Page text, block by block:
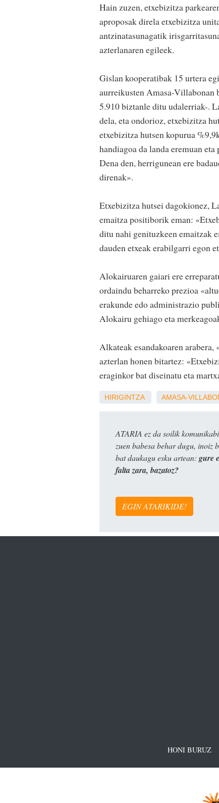
Hain zuzen, etxebizitza
aproposak direla etxebizitza
antzinatasunagatik
azterlanaren egileek.
Gislan kooperatibak 15 urtera
aurreikusten Amasa-Villabonan
5.910 biztanle ditu udalerriak-.
dela, eta ondorioz, etxebizitza
etxebizitza hutsen kopurua
handiagoa da landa eremuan
Dena den, herrigunean ere
direnak».
Etxebizitza hutsei dagokionez,
emaitza positiborik eman:
ditu nahi genituzkeen emaitzak
dauden etxeak erabilgarri egon
Alokairuaren gaiari ere
ordaindu beharreko prezioa
erakunde edo administrazio
Alokairu gehiago eta
Alkateak esandakoaren
azterlan honen bitartez:
eraginkor bat diseinatu eta
HIRIGINTZA AMASA-
ATARIA ez da soilik
zuen babesa behar dugu, inoiz
bat daukagu esku artean: gure
falta zara, bazatoz?
EGIN ATARIKIDE!
HONI BURUZ